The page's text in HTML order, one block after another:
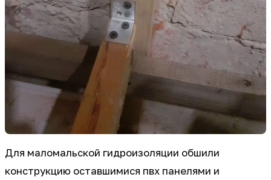
Для маломальской гидроизоляции обшили
конструкцию оставшимися пвх панелями и